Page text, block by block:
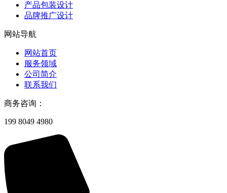
产品包装设计
品牌推广设计
网站导航
网站首页
服务领域
公司简介
联系我们
商务咨询：
199 8049 4980